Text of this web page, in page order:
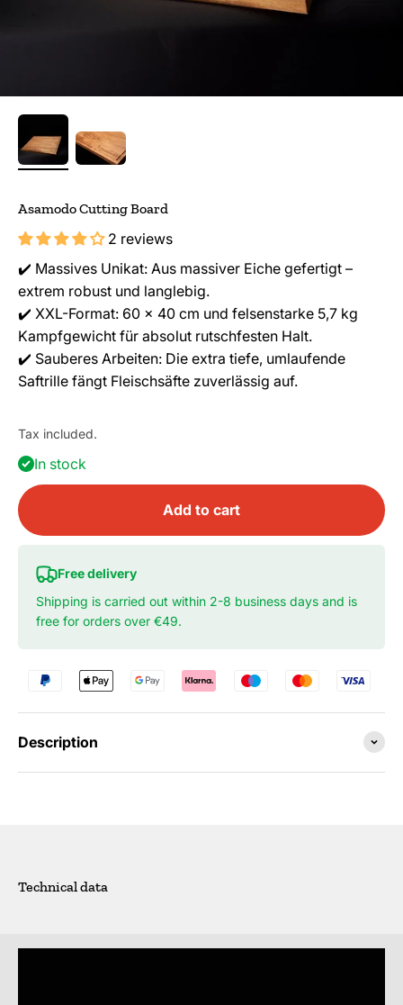
Asamodo Cutting Board
2 reviews
✔️ Massives Unikat: Aus massiver Eiche gefertigt –
extrem robust und langlebig.
✔️ XXL-Format: 60 x 40 cm und felsenstarke 5,7 kg
Kampfgewicht für absolut rutschfesten Halt.
✔️ Sauberes Arbeiten: Die extra tiefe, umlaufende
Saftrille fängt Fleischsäfte zuverlässig auf.
Tax included.
In stock
Add to cart
Free delivery
Shipping is carried out within 2-8 business days and is
free for orders over €49.
Description
Technical data